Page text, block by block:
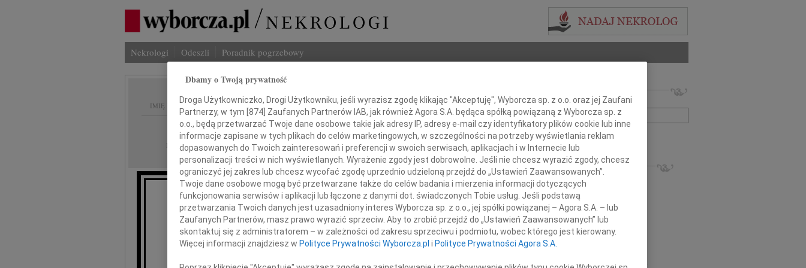
Nekrologi Odeszli Poradnik pogrzebowy
IMIĘ I NAZWISKO:
REGION: Opole
DATA EMISJI: 30.11.2009
Naszej Koleżance
Julicie Klimańskiej
i
Imię i nazwisko lub numer ogłoszenia:
+ szukanie zaawansowane
INNE NEKROLOGI
Henryk Kubicki01.07.2024 Opole
Jak się pozbyć poetów Henryk Kubicki Tu...
09.01.2023Opole
Serdeczne podziękowania Rodzinie,...
Józef Kolejewski
09.12.2022
Zmarł mój Tato, lekarz pediatra dr...
Stanisław Gajda
Z ogromnym żalem i wciąż nie mogąc w to...
Dbamy o Twoją prywatność
Droga Użytkowniczko, Drogi Użytkowniku, jeśli wyrazisz zgodę klikając "Akceptuję", Wyborcza sp. z o.o. oraz jej Zaufani
Partnerzy, w tym [874] Zaufanych Partnerów IAB, jak również Agora S.A. będąca spółką powiązaną z Wyborcza sp. z
o.o., będą przetwarzać Twoje dane osobowe takie jak adresy IP, adresy e-mail czy identyfikatory plików cookie lub inne
informacje zapisane w tych plikach do celów marketingowych, w szczególności na potrzeby wyświetlania reklam
dopasowanych do Twoich zainteresowań i preferencji w swoich serwisach, aplikacjach i w Internecie lub
personalizacji treści w nich wyświetlanych. Wyrażenie zgody jest dobrowolne. Jeśli nie chcesz wyrazić zgody, chcesz
ograniczyć jej zakres lub chcesz wycofać zgodę uprzednio udzieloną przejdź do „Ustawień Zaawansowanych”.
Twoje dane osobowe mogą być przetwarzane także do celów badania i mierzenia informacji dotyczących
funkcjonowania serwisów i aplikacji lub łączone z danymi dot. świadczonych Tobie usług. Jeśli podstawą
przetwarzania Twoich danych jest uzasadniony interes Wyborcza sp. z o.o., jej spółki powiązanej – Agora S.A. – lub
Zaufanych Partnerów, masz prawo wyrazić sprzeciw. Aby to zrobić przejdź do „Ustawień Zaawansowanych” lub
skontaktuj się z administratorem – w zależności od zakresu sprzeciwu i podmiotu, wobec którego jest kierowany.
Więcej informacji znajdziesz w Polityce Prywatności Wyborcza.pl i Polityce Prywatności Agora S.A.